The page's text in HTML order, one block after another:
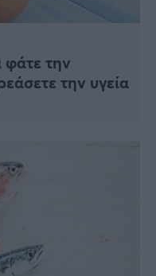
την
την υγεία